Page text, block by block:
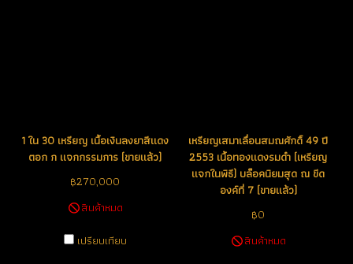
1 ใน 30 เหรียญ เนื้อเงินลงยาสีแดง
ตอก ก แจกกรรมการ (ขายแล้ว)
฿270,000
สินค้าหมด
เปรียบเทียบ
เหรียญเสมาเลื่อนสมณศักดิ์ 49 ปี
2553 เนื้อทองแดงรมดำ (เหรียญ
แจกในพิธี) บล็อคนิยมสุด ณ ขีด
องค์ที่ 7 (ขายแล้ว)
฿0
สินค้าหมด